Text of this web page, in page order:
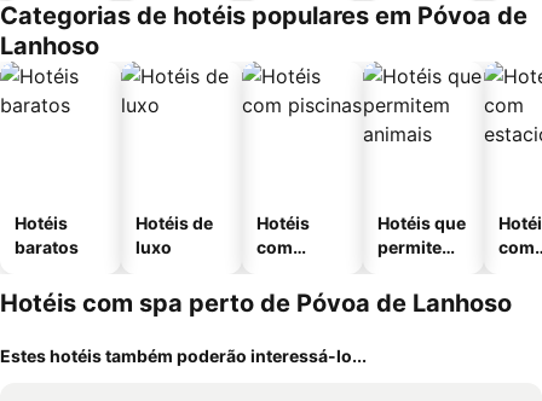
Categorias de hotéis populares em Póvoa de
Lanhoso
Hotéis
baratos
Hotéis de
luxo
Hotéis
com
Hotéis que
permitem
com
Hotéis com spa perto de Póvoa de Lanhoso
Estes hotéis também poderão interessá-lo...